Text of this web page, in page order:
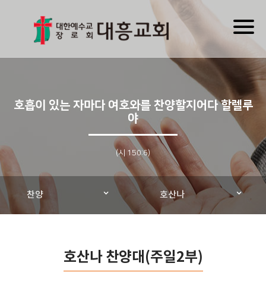
호흡이 있는 자마다 여호와를 찬양할지어다 할렐루
야
(시 150:6)
찬양 호산나
호산나 찬양대(주일2부)